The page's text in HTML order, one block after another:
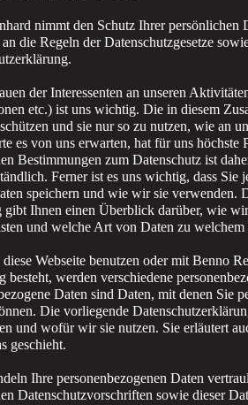
nimmt den Schutz Ihrer persönlichen
die Regeln der Datenschutzgesetze
der Interessenten an unseren
etc.) ist uns wichtig. Die in diesem
und sie nur so zu nutzen, wie an
es von uns erwarten, hat für uns höchste
Bestimmungen zum Datenschutz ist
Ferner ist es uns wichtig, dass Sie
speichern und wie wir sie verwenden.
gibt Ihnen einen Überblick darüber, wie
und welche Art von Daten zu
Webseite benutzen oder mit Benno
besteht, werden verschiedene
Daten sind Daten, mit denen Sie
Die vorliegende
und wofür wir sie nutzen. Sie erläutert
geschieht.
Ihre personenbezogenen Daten
Datenschutzvorschriften sowie dieser